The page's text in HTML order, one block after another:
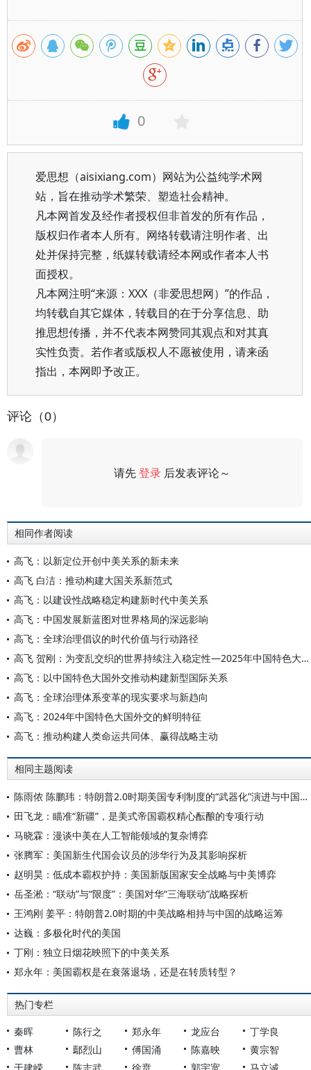
0
爱思想（aisixiang.com）网站为公益纯学术网
站，旨在推动学术繁荣、塑造社会精神。
凡本网首发及经作者授权但非首发的所有作品，
版权归作者本人所有。网络转载请注明作者、出
处并保持完整，纸媒转载请经本网或作者本人书
面授权。
凡本网注明“来源：XXX（非爱思想网）”的作品，
均转载自其它媒体，转载目的在于分享信息、助
推思想传播，并不代表本网赞同其观点和对其真
实性负责。若作者或版权人不愿被使用，请来函
指出，本网即予改正。
评论（0）
请先登录 后发表评论～
相同作者阅读
高飞：以新定位开创中美关系的新未来
高飞 白洁：推动构建大国关系新范式
高飞：以建设性战略稳定构建新时代中美关系
高飞：中国发展新蓝图对世界格局的深远影响
高飞：全球治理倡议的时代价值与行动路径
高飞 贺刚：为变乱交织的世界持续注入稳定性—2025年中国特色大国外交砥砺前行
高飞：以中国特色大国外交推动构建新型国际关系
高飞：全球治理体系变革的现实要求与新趋向
高飞：2024年中国特色大国外交的鲜明特征
高飞：推动构建人类命运共同体、赢得战略主动
相同主题阅读
陈雨侬 陈鹏玮：特朗普2.0时期美国专利制度的“武器化”演进与中国应对
田飞龙：瞄准“新疆”，是美式帝国霸权精心酝酿的专项行动
马晓霖：漫谈中美在人工智能领域的复杂博弈
张腾军：美国新生代国会议员的涉华行为及其影响探析
赵明昊：低成本霸权护持：美国新版国家安全战略与中美博弈
岳圣淞：“联动”与“限度”：美国对华“三海联动”战略探析
王鸿刚 姜平：特朗普2.0时期的中美战略相持与中国的战略运筹
达巍：多极化时代的美国
丁刚：独立日烟花映照下的中美关系
郑永年：美国霸权是在衰落退场，还是在转质转型？
热门专栏
秦晖 陈行之 郑永年 龙应台
丁学良
曹林
鄢烈山 傅国涌 陈嘉映
黄宗智